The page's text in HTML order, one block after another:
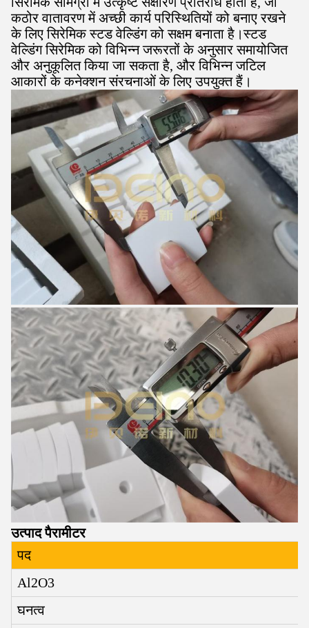
कठोर वातावरण में अच्छी कार्य परिस्थितियों को बनाए रखने
के लिए सिरेमिक स्टड वेल्डिंग को सक्षम बनाता है।स्टड
वेल्डिंग सिरेमिक को विभिन्न जरूरतों के अनुसार समायोजित
और अनुकूलित किया जा सकता है, और विभिन्न जटिल
आकारों के कनेक्शन संरचनाओं के लिए उपयुक्त हैं।
उत्पाद पैरामीटर
पद
Al2O3
घनत्व